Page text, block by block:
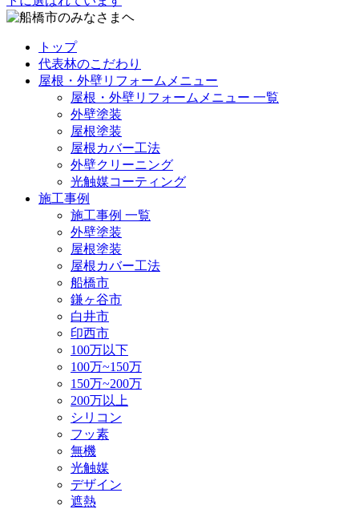
トップ
代表林のこだわり
屋根・外壁リフォームメニュー
屋根・外壁リフォームメニュー 一覧
外壁塗装
屋根塗装
屋根カバー工法
外壁クリーニング
光触媒コーティング
施工事例
施工事例 一覧
外壁塗装
屋根塗装
屋根カバー工法
船橋市
鎌ヶ谷市
白井市
印西市
100万以下
100万~150万
150万~200万
200万以上
シリコン
フッ素
無機
光触媒
デザイン
遮熱